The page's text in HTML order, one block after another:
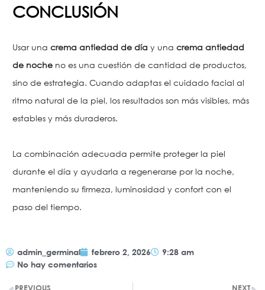
CONCLUSIÓN
Usar una crema antiedad de día y una crema antiedad
de nocheno es una cuestión de cantidad de productos,
sino de estrategia. Cuando adaptas el cuidado facial al
ritmo natural de la piel, los resultados son más visibles, más
estables y más duraderos.
La combinación adecuada permite proteger la piel
durante el día y ayudarla a regenerarse por la noche,
manteniendo su firmeza, luminosidad y confort con el
paso del tiempo.
admin_germinal febrero 2, 2026
9:28 am
No hay comentarios
PREVIOUS NEXT